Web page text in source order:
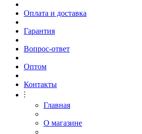
Оплата и доставка
Гарантия
Вопрос-ответ
Оптом
Контакты
⫶
Главная
О магазине